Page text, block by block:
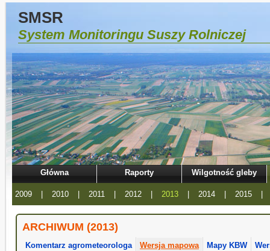
SMSR
System Monitoringu Suszy Rolniczej
Główna Raporty Wilgotność gleby
2009 | 2010 | 2011 | 2012 | 2013 | 2014 | 2015 |
ARCHIWUM (2013)
Komentarz agrometeorologa Wersja mapowa Mapy KBW